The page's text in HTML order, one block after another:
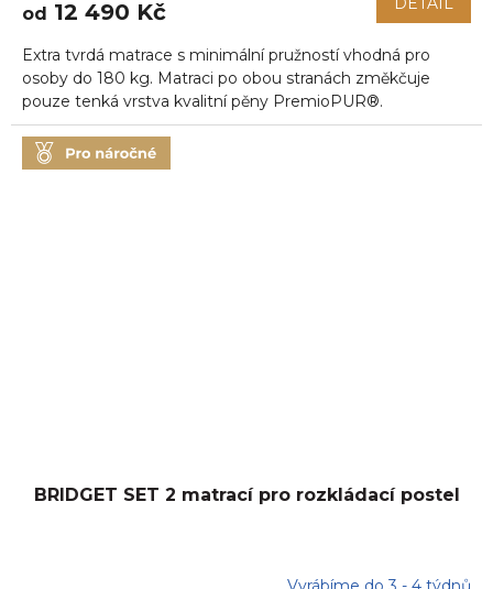
je
z
5
hvězdiček.
od 12 490 Kč
Extra tvrdá matrace s minimální pružností vhodná pro
osoby do 180 kg. Matraci po obou stranách změkčuje
pouze tenká vrstva kvalitní pěny PremioPUR®.
BRIDGET SET 2 matrací pro rozkládací postel